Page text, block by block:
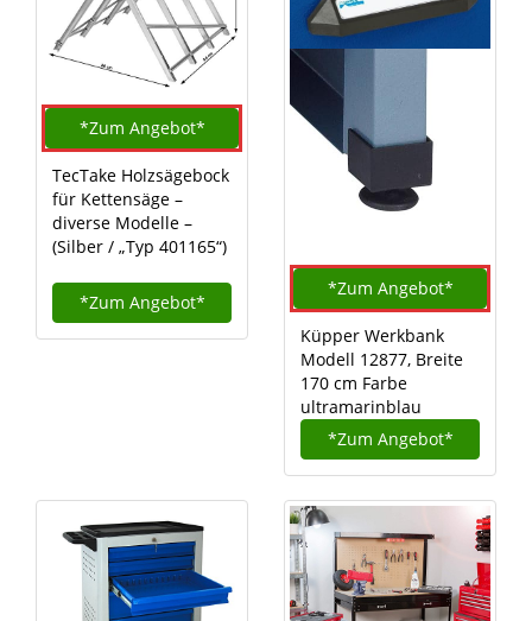
*Zum Angebot*
TecTake Holzsägebock
für Kettensäge –
diverse Modelle –
(Silber / „Typ 401165“)
*Zum Angebot*
*Zum Angebot*
Küpper Werkbank
Modell 12877, Breite
170 cm Farbe
ultramarinblau
*Zum Angebot*